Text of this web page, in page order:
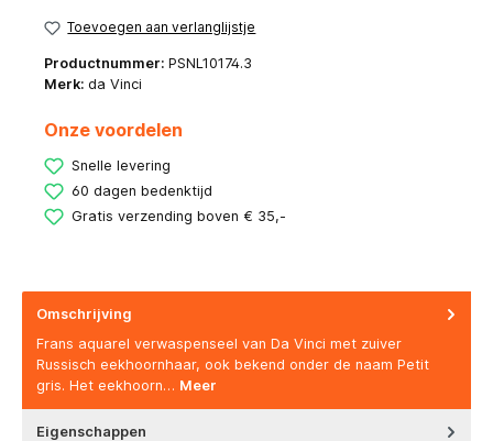
Toevoegen aan verlanglijstje
Productnummer: PSNL10174.3
Merk: da Vinci
Onze voordelen
Snelle levering
60 dagen bedenktijd
Gratis verzending boven € 35,-
Omschrijving
Frans aquarel verwaspenseel van Da Vinci met zuiver
Russisch eekhoornhaar, ook bekend onder de naam Petit
gris. Het eekhoorn… Meer
Eigenschappen